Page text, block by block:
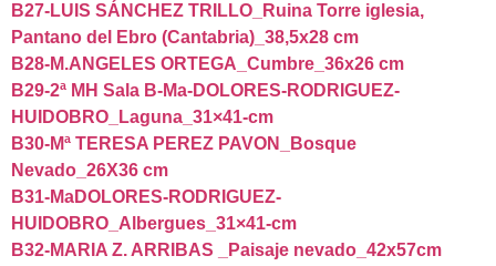
B27-LUIS SÁNCHEZ TRILLO_Ruina Torre iglesia,
Pantano del Ebro (Cantabria)_38,5x28 cm
B28-M.ANGELES ORTEGA_Cumbre_36x26 cm
B29-2ª MH Sala B-Ma-DOLORES-RODRIGUEZ-
HUIDOBRO_Laguna_31×41-cm
B30-Mª TERESA PEREZ PAVON_Bosque
Nevado_26X36 cm
B31-MaDOLORES-RODRIGUEZ-
HUIDOBRO_Albergues_31×41-cm
B32-MARIA Z. ARRIBAS _Paisaje nevado_42x57cm